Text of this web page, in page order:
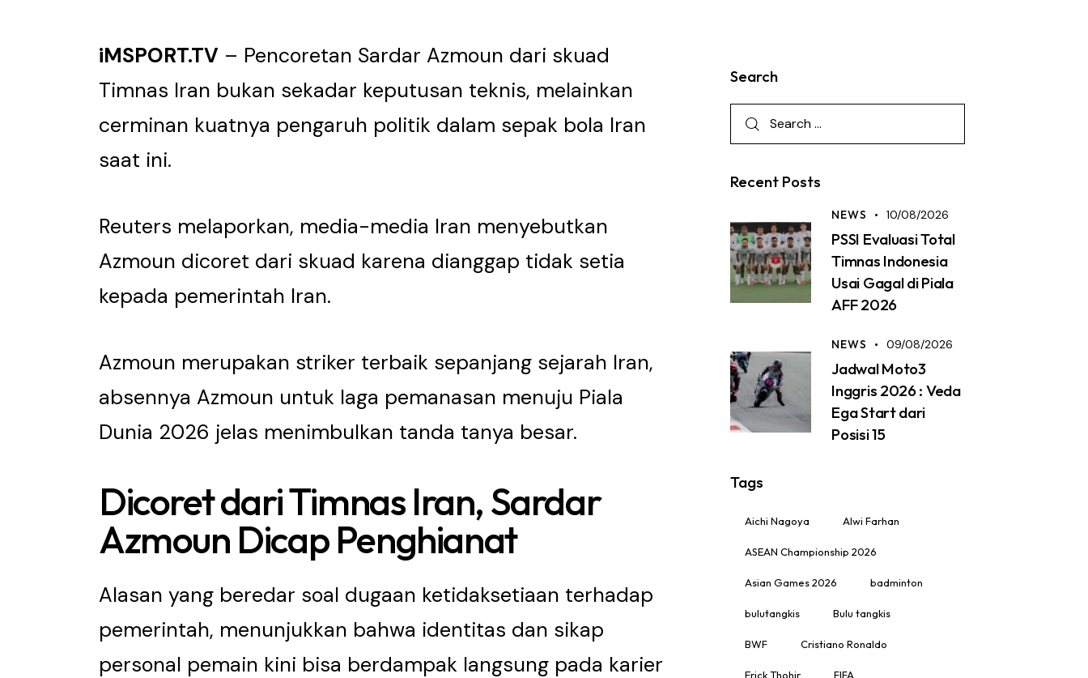
iMSPORT.TV – Pencoretan Sardar Azmoun dari skuad
Timnas Iran bukan sekadar keputusan teknis, melainkan
cerminan kuatnya pengaruh politik dalam sepak bola Iran
saat ini.
Reuters melaporkan, media-media Iran menyebutkan
Azmoun dicoret dari skuad karena dianggap tidak setia
kepada pemerintah Iran.
Azmoun merupakan striker terbaik sepanjang sejarah Iran,
absennya Azmoun untuk laga pemanasan menuju Piala
Dunia 2026 jelas menimbulkan tanda tanya besar.
Dicoret dari Timnas Iran, Sardar
Azmoun Dicap Penghianat
Alasan yang beredar soal dugaan ketidaksetiaan terhadap
pemerintah, menunjukkan bahwa identitas dan sikap
personal pemain kini bisa berdampak langsung pada karier
Search
Recent Posts
NEWS 10/08/2026
PSSI Evaluasi Total
Timnas Indonesia
Usai Gagal di Piala
AFF 2026
NEWS 09/08/2026
Jadwal Moto3
Inggris 2026 : Veda
Ega Start dari
Posisi 15
Tags
Aichi Nagoya Alwi Farhan
ASEAN Championship 2026
Asian Games 2026 badminton
bulutangkis Bulu tangkis
BWF Cristiano Ronaldo
Erick Thohir FIFA